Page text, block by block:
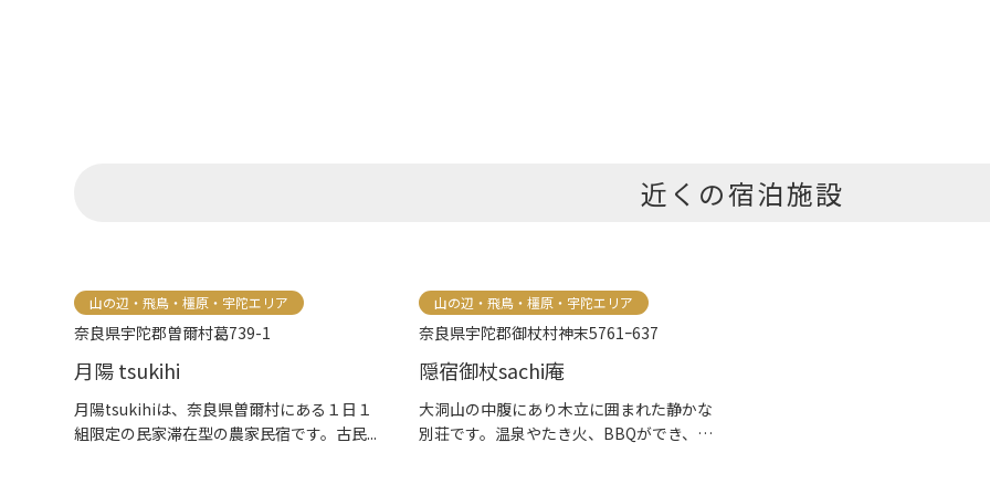
近くの宿泊施設
山の辺・飛鳥・橿原・宇陀エリア
奈良県宇陀郡曽爾村葛739-1
月陽 tsukihi
月陽tsukihiは、奈良県曽爾村にある１日１
組限定の民家滞在型の農家民宿です。古民...
山の辺・飛鳥・橿原・宇陀エリア
奈良県宇陀郡御杖村神末5761ｰ637
隠宿御杖sachi庵
大洞山の中腹にあり木立に囲まれた静かな
別荘です。温泉やたき火、BBQができ、キ